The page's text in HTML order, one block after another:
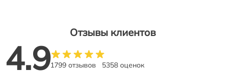
Отзывы клиентов
4.91799 отзывов 5358 оценок